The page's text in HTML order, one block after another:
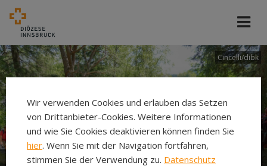
Cincelli/dibk
Wir verwenden Cookies und erlauben das Setzen
von Drittanbieter-Cookies. Weitere Informationen
und wie Sie Cookies deaktivieren können finden Sie
hier. Wenn Sie mit der Navigation fortfahren,
stimmen Sie der Verwendung zu. Datenschutz